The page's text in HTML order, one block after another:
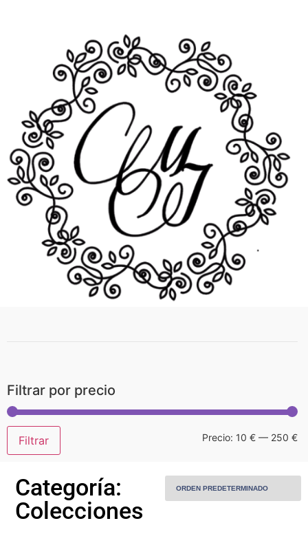
Home
Sobre Mí
Piezas personalizadas
Filtrar por precio
Filtrar Precio: 10 € — 250 €
Categoría:
Colecciones